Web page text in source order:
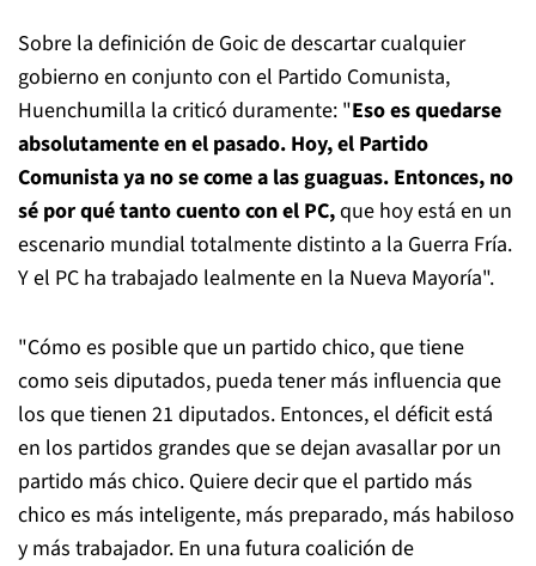
Sobre la definición de Goic de descartar cualquier
gobierno en conjunto con el Partido Comunista,
Huenchumilla la criticó duramente: "Eso es quedarse
absolutamente en el pasado. Hoy, el Partido
Comunista ya no se come a las guaguas. Entonces, no
sé por qué tanto cuento con el PC,que hoy está en un
escenario mundial totalmente distinto a la Guerra Fría.
Y el PC ha trabajado lealmente en la Nueva Mayoría".
"Cómo es posible que un partido chico, que tiene
como seis diputados, pueda tener más influencia que
los que tienen 21 diputados. Entonces, el déficit está
en los partidos grandes que se dejan avasallar por un
partido más chico. Quiere decir que el partido más
chico es más inteligente, más preparado, más habiloso
y más trabajador. En una futura coalición de